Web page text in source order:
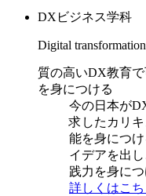
DXビジネス学科
Digital
質の高いDX教育
を身につける
今の日本が
求したカリ
能を身につ
イデアを出
践力を身につ
詳しくはこち